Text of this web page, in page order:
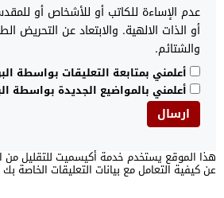
عدم الإساءة للكاتب أو للأشخاص أو
أو الذات الالهية. والابتعاد عن التحريض
والشتائم.
أعلمني بمتابعة التعليقات بواسطة
أعلمني بالمواضيع الجديدة بواسطة
هذا الموقع يستخدم خدمة أكيسميت للتقليل من
عن كيفية التعامل مع بيانات التعليقات الخاصة بك processed